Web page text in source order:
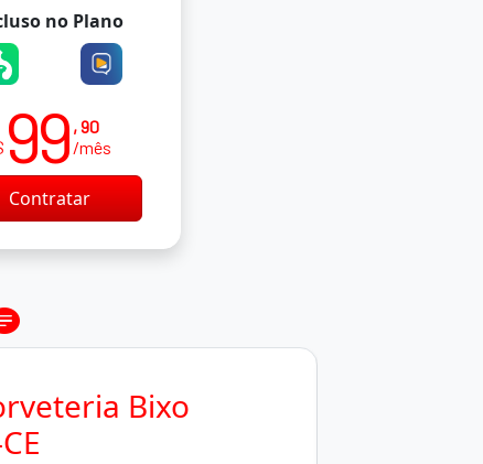
no Plano
99 , 90
/mês
Contratar
Bixo